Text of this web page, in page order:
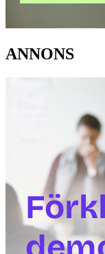
ANNONS